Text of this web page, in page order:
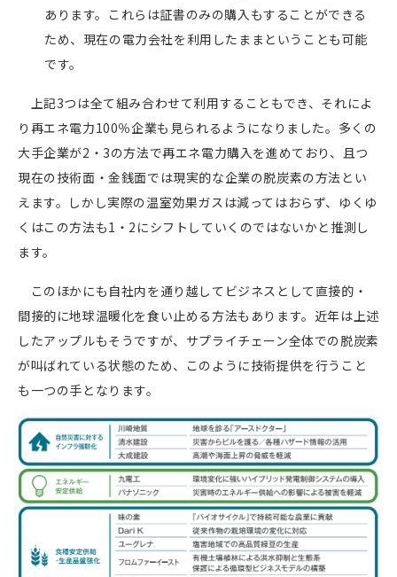
あります。これらは証書のみの購入もすることができる
ため、現在の電力会社を利用したままということも可能
です。
上記3つは全て組み合わせて利用することもでき、それによ
り再エネ電力100％企業も見られるようになりました。多くの
大手企業が2・3の方法で再エネ電力購入を進めており、且つ
現在の技術面・金銭面では現実的な企業の脱炭素の方法とい
えます。しかし実際の温室効果ガスは減ってはおらず、ゆくゆ
くはこの方法も1・2にシフトしていくのではないかと推測し
ます。
このほかにも自社内を通り越してビジネスとして直接的・
間接的に地球温暖化を食い止める方法もあります。近年は上述
したアップルもそうですが、サプライチェーン全体での脱炭素
が叫ばれている状態のため、このように技術提供を行うこと
も一つの手となります。